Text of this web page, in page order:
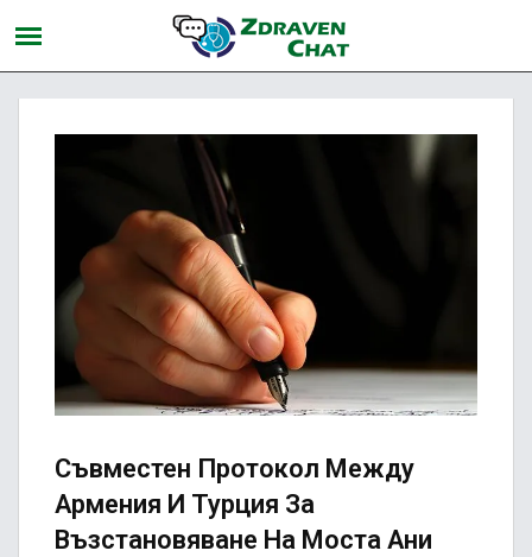
Съвместен Протокол Между
Армения И Турция За
Възстановяване На Моста Ани